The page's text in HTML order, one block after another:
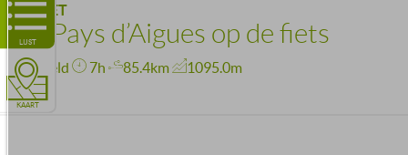
LIJST
KAART
CADENET
14 - Pays d’Aigues op de fiets
Gemiddeld 7h 85.4km 1095.0m